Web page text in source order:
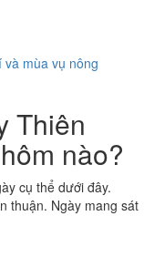
và mùa vụ nông
Thiên
nào?
cụ thể dưới đây.
thuận. Ngày mang sát